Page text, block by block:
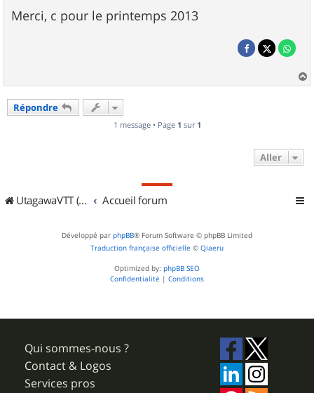
Merci, c pour le printemps 2013
a
Répondre
1 message • Page 1 sur 1
Aller
UtagawaVTT (Randos VTT et VTTAE avec traces GPS) Accueil forum
Développé par phpBB® Forum Software © phpBB Limited
Traduction française officielle © Qiaeru
Optimized by: phpBB SEO
Confidentialité | Conditions
Qui sommes-nous ?
Contact & Logos
Services pros